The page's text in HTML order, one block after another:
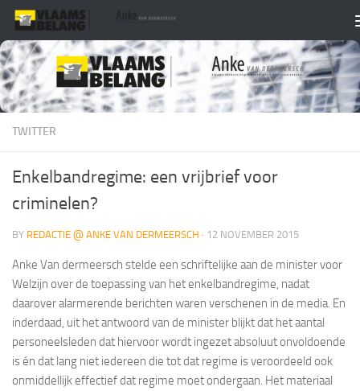
Skip to content
TWITTER
Enkelbandregime: een vrijbrief voor
criminelen?
BY REDACTIE @ ANKE VAN DERMEERSCH · 12 NOVEMBER 2015
Anke Van dermeersch stelde een schriftelijke aan de minister voor
Welzijn over de toepassing van het enkelbandregime, nadat
daarover alarmerende berichten waren verschenen in de media. En
inderdaad, uit het antwoord van de minister blijkt dat het aantal
personeelsleden dat hiervoor wordt ingezet absoluut onvoldoende
is én dat lang niet iedereen die tot dat regime is veroordeeld ook
onmiddellijk effectief dat regime moet ondergaan. Het materiaal